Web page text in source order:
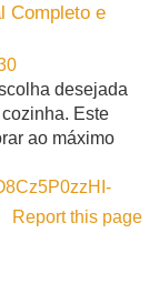
Completo e
desejada
Este
ao máximo
Report this page